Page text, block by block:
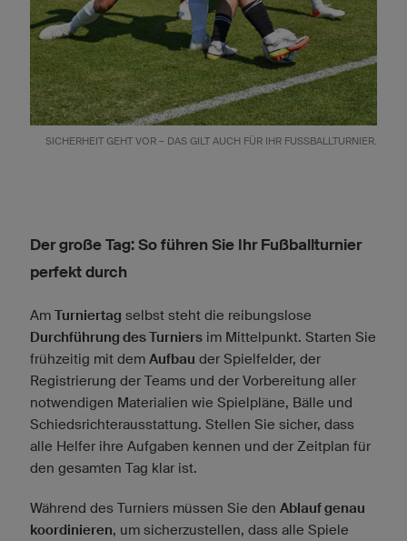
SICHERHEIT GEHT VOR – DAS GILT AUCH FÜR IHR FUSSBALLTURNIER.
Der große Tag: So führen Sie Ihr Fußballturnier
perfekt durch
Am Turniertag selbst steht die reibungslose
Durchführung des Turniers im Mittelpunkt. Starten Sie
frühzeitig mit dem Aufbau der Spielfelder, der
Registrierung der Teams und der Vorbereitung aller
notwendigen Materialien wie Spielpläne, Bälle und
Schiedsrichterausstattung. Stellen Sie sicher, dass
alle Helfer ihre Aufgaben kennen und der Zeitplan für
den gesamten Tag klar ist.
Während des Turniers müssen Sie den Ablauf genau
koordinieren, um sicherzustellen, dass alle Spiele